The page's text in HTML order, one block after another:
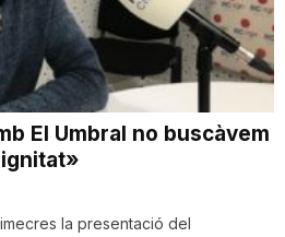
El Umbral no buscàvem
la presentació del